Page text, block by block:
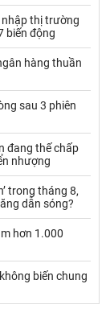
Phân bón
Sắt thép
Tôm
Xăng dầu
thị trường
biến động
hàng thuần
sau 3 phiên
đang thế chấp
nhượng
trong tháng 8,
dẫn sóng?
hơn 1.000
biến chung